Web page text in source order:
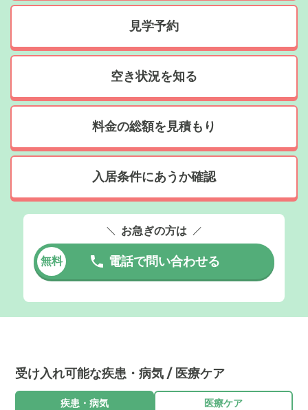
見学予約
空き状況を知る
料金の総額を見積もり
入居条件にあうか確認
お急ぎの方は
無料 電話で問い合わせる
受け入れ可能な疾患・病気 / 医療ケア
疾患・病気 医療ケア